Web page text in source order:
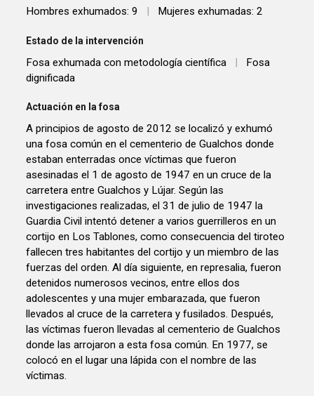
Hombres exhumados: 9 | Mujeres exhumadas: 2
Estado de la intervención
Fosa exhumada con metodología científica |
Fosa
dignificada
Actuación en la fosa
A principios de agosto de 2012 se localizó y exhumó
una fosa común en el cementerio de Gualchos donde
estaban enterradas once víctimas que fueron
asesinadas el 1 de agosto de 1947 en un cruce de la
carretera entre Gualchos y Lújar. Según las
investigaciones realizadas, el 31 de julio de 1947 la
Guardia Civil intentó detener a varios guerrilleros en un
cortijo en Los Tablones, como consecuencia del tiroteo
fallecen tres habitantes del cortijo y un miembro de las
fuerzas del orden. Al día siguiente, en represalia, fueron
detenidos numerosos vecinos, entre ellos dos
adolescentes y una mujer embarazada, que fueron
llevados al cruce de la carretera y fusilados. Después,
las víctimas fueron llevadas al cementerio de Gualchos
donde las arrojaron a esta fosa común. En 1977, se
colocó en el lugar una lápida con el nombre de las
víctimas.